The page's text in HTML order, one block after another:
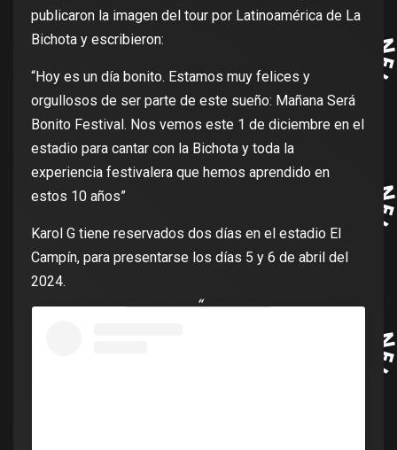
publicaron la imagen del tour por Latinoamérica de La
Bichota y escribieron:
“Hoy es un día bonito. Estamos muy felices y
orgullosos de ser parte de este sueño: Mañana Será
Bonito Festival. Nos vemos este 1 de diciembre en el
estadio para cantar con la Bichota y toda la
experiencia festivalera que hemos aprendido en
estos 10 años”
Karol G tiene reservados dos días en el estadio El
Campín, para presentarse los días 5 y 6 de abril del
2024.